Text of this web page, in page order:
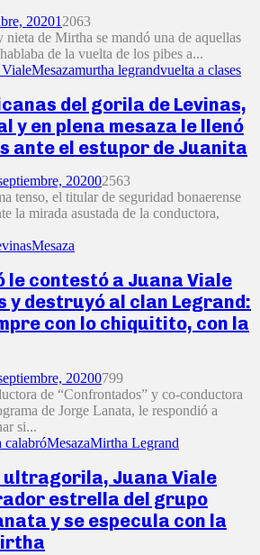
20201 2063
de Mirtha se mandó una de aquellas
de la vuelta de los pibes a...
VialeMesazamurtha legrandvuelta a clases
del gorila de Levinas,
y en plena mesaza le llenó
ante el estupor de Juanita
202002563
tenso, el titular de seguridad bonaerense
la mirada asustada de la conductora,
Mesaza
le contestó a Juana Viale
y destruyó al clan Legrand:
con lo chiquitito, con la
20200799
de “Confrontados” y co-conductora
de Jorge Lanata, le respondió a
si...
calabróMesazaMirtha Legrand
ultragorila, Juana Viale
estrella del grupo
y se especula con la